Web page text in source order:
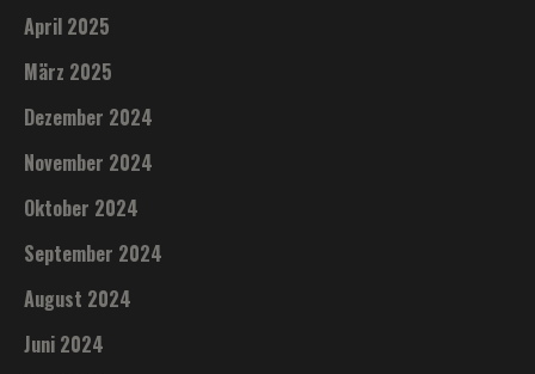
April 2025
März 2025
Dezember 2024
November 2024
Oktober 2024
September 2024
August 2024
Juni 2024